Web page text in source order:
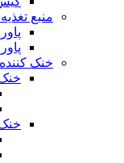
منبع تغذیه‌
خنک